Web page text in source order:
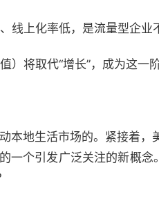
线上化率低，是流量型企业
）将取代“增长”，成为这一
本地生活市场的。紧接着
一个引发广泛关注的新概